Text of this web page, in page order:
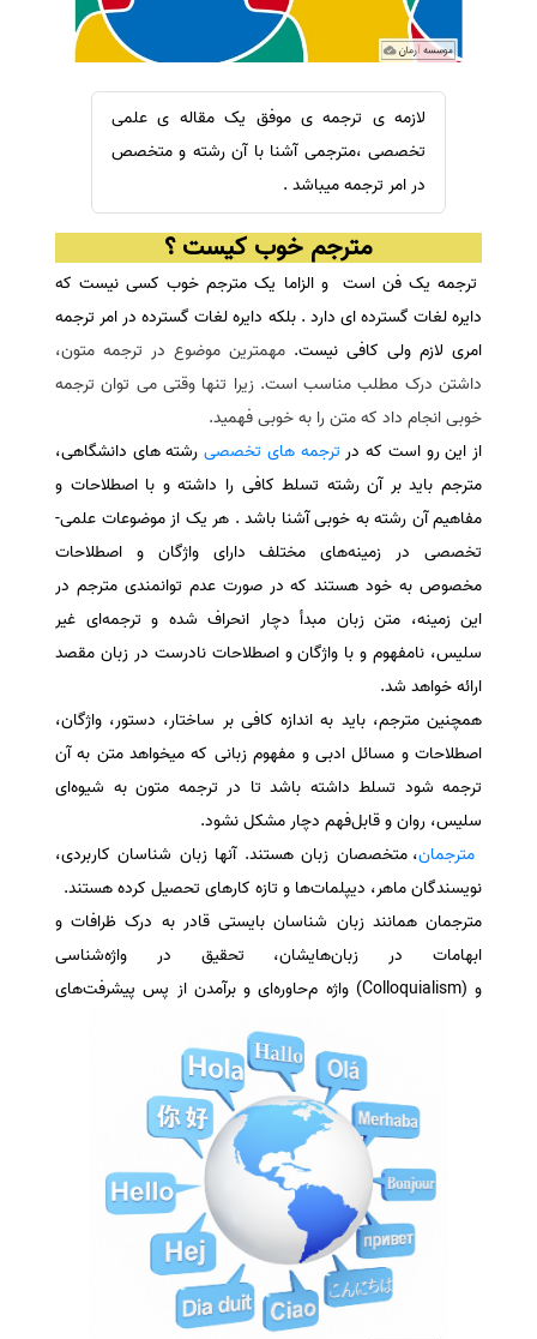
ترجمه عربی به فارسی
مشاهده همه زبان ها
سفارش ویرایش
سفارش پارافریز
سفارش فرمت‌بندی
سفارش کاهش کمیت
سفارش معرفی مجله
سفارش معرفی مقاله
سفارش معرفی کتاب
سفارش چکیده مبسوط
سفارش ترجمه مولتی‌مدیا
سفارش گویندگی
سفارش تولید محتوا
سفارش ترجمه همزمان
سفارش چکیده گرافیکی
سفارش تهیه کاورلتر
سفارش انگیزه‌نامه‌SOP
لازمه ی ترجمه ی موفق یک مقاله ی علمی
تخصصی ،مترجمی آشنا با آن رشته و متخصص
در امر ترجمه میباشد .
مترجم خوب کیست ؟
ترجمه یک فن است و الزاما یک مترجم خوب کسی نیست که
دایره لغات گسترده ای دارد . بلکه دایره لغات گسترده در امر ترجمه
امری لازم ولی کافی نیست. مهمترین موضوع در ترجمه متون،
داشتن درک مطلب مناسب است. زیرا تنها وقتی می توان ترجمه
خوبی انجام داد که متن را به خوبی فهمید.
از این رو است که در ترجمه های تخصصی رشته های دانشگاهی،
مترجم باید بر آن رشته تسلط کافی را داشته و با اصطلاحات و
مفاهیم آن رشته به خوبی آشنا باشد . هر یک از موضوعات علمی-
تخصصی در زمینه‌های مختلف دارای واژگان و اصطلاحات
مخصوص به خود هستند که در صورت عدم توانمندی مترجم در
این زمینه، متن زبان مبدأ دچار انحراف شده و ترجمه‌ای غیر
سلیس، نامفهوم و با واژگان و اصطلاحات نادرست در زبان مقصد
ارائه خواهد شد.
همچنین مترجم، باید به‌ اندازه کافی بر ساختار، دستور، واژگان،
اصطلاحات و مسائل ادبی و مفهوم زبانی که میخواهد متن به آن
ترجمه شود تسلط داشته باشد تا در ترجمه متون به شیوه‌ای
سلیس، روان و قابل‌فهم دچار مشکل نشود.
مترجمان، متخصصان زبان هستند. آنها زبان شناسان کاربردی،
نویسندگان ماهر، دیپلمات‌ها و تازه کارهای تحصیل کرده هستند.
مترجمان همانند زبان شناسان بایستی قادر به درک ظرافات و
ابهامات در زبان‌هایشان،‌ تحقیق در واژه‌شناسی
و (Colloquialism) واژه م
حاوره‌ای و برآمدن از پس پیشرفت‌های